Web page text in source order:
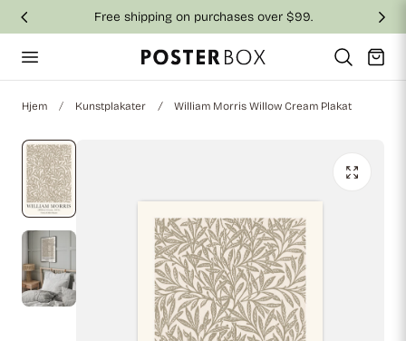
til indhold Free shipping on purchases over $99.
Vogn
Hjem Kunstplakater William Morris Willow Cream Plakat